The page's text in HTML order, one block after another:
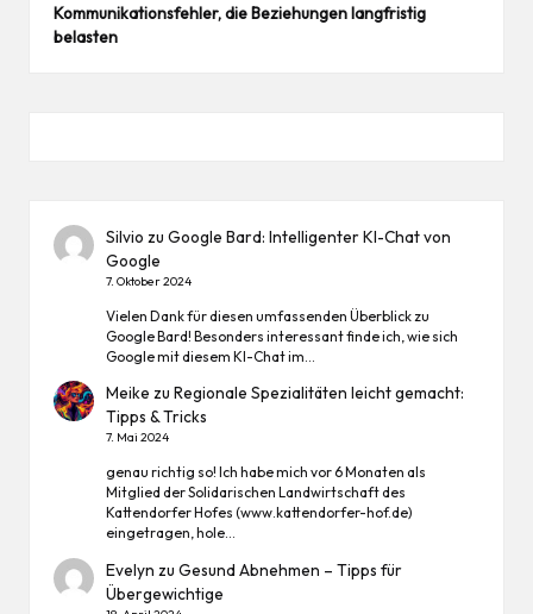
Kommunikationsfehler, die Beziehungen langfristig
belasten
Silvio zuGoogle Bard: Intelligenter KI-Chat von
Google
7. Oktober 2024
Vielen Dank für diesen umfassenden Überblick zu
Google Bard! Besonders interessant finde ich, wie sich
Google mit diesem KI-Chat im…
Meike zuRegionale Spezialitäten leicht gemacht:
Tipps & Tricks
7. Mai 2024
genau richtig so! Ich habe mich vor 6 Monaten als
Mitglied der Solidarischen Landwirtschaft des
Kattendorfer Hofes (www.kattendorfer-hof.de)
eingetragen, hole…
Evelyn zuGesund Abnehmen – Tipps für
Übergewichtige